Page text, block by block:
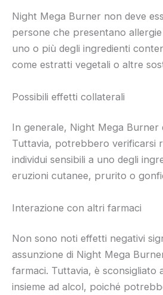
Night Mega Burner non deve
persone che presentano
uno o più degli ingredienti
come estratti vegetali o altre
Possibili effetti collaterali
In generale, Night Mega Burner
Tuttavia, potrebbero verificarsi
individui sensibili a uno degli
eruzioni cutanee, prurito o
Interazione con altri farmaci
Non sono noti effetti negativi
assunzione di Night Mega
farmaci. Tuttavia, è sconsigliato
insieme ad alcol, poiché